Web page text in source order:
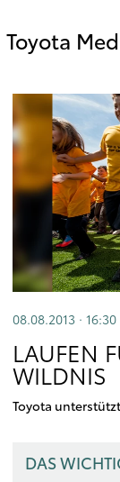
Toyota
08.08.2013 · 16:30
LAUFEN
WILDNIS
Toyota
DAS